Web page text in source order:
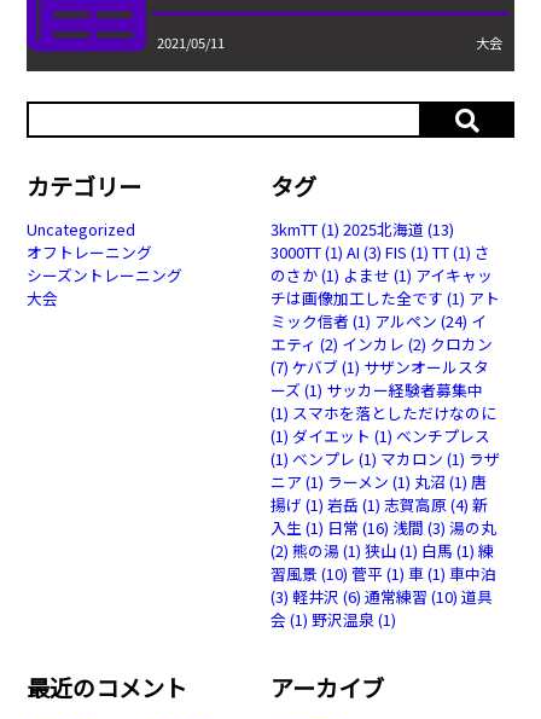
2021/05/11 大会
カテゴリー
Uncategorized
オフトレーニング
シーズントレーニング
大会
タグ
3kmTT(1) 2025北海道 (13)
3000TT(1) AI (3) FIS (1) TT(1) さ
のさか(1) よませ (1) アイキャッ
チは画像加工した全です (1) アト
ミック信者 (1) アルペン (24) イ
エティ (2) インカレ (2) クロカン
(7) ケバブ(1) サザンオールスタ
ーズ (1) サッカー経験者募集中
(1) スマホを落としただけなのに
(1) ダイエット (1) ベンチプレス
(1) ベンプレ (1) マカロン (1) ラザ
ニア (1) ラーメン (1) 丸沼 (1) 唐
揚げ (1) 岩岳 (1) 志賀高原(4) 新
入生(1) 日常 (16) 浅間 (3) 湯の丸
(2) 熊の湯(1) 狭山(1) 白馬 (1) 練
習風景(10) 菅平(1) 車(1) 車中泊
(3) 軽井沢 (6) 通常練習 (10) 道具
会 (1) 野沢温泉(1)
最近のコメント アーカイブ